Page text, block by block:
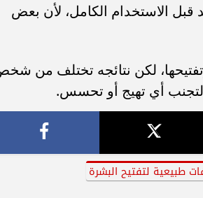
الاستخدام الكامل، لأن بعض
وتفتيحها، لكن نتائجه تختلف من
لتجنب أي تهيج أو تحسس.
طبيعية لتفتيح البشرة